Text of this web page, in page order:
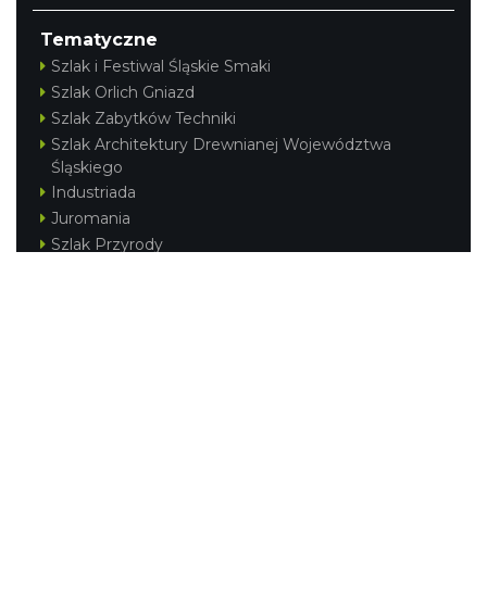
Tematyczne
Szlak i Festiwal Śląskie Smaki
Szlak Orlich Gniazd
Szlak Zabytków Techniki
Szlak Architektury Drewnianej Województwa
Śląskiego
Industriada
Juromania
Szlak Przyrody